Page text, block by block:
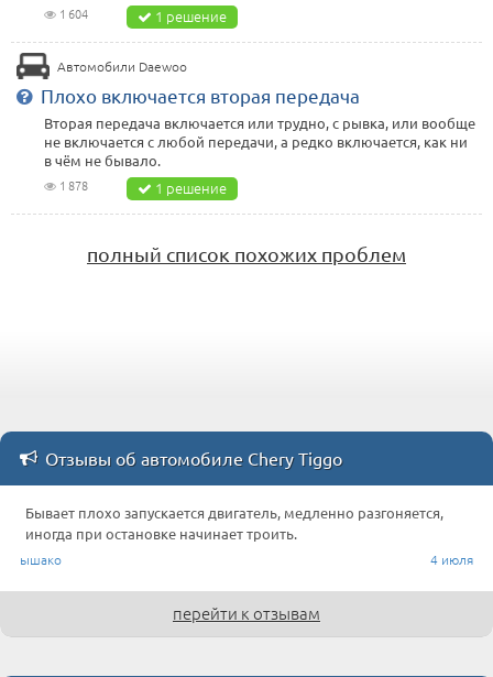
1 604 1 решение
Автомобили Daewoo
Плохо включается вторая передача
Вторая передача включается или трудно, с рывка, или вообще
не включается с любой передачи, а редко включается, как ни
в чём не бывало.
1 878 1 решение
полный список похожих проблем
Отзывы об автомобиле Chery Tiggo
Бывает плохо запускается двигатель, медленно разгоняется,
иногда при остановке начинает троить.
ышако 4 июля
перейти к отзывам